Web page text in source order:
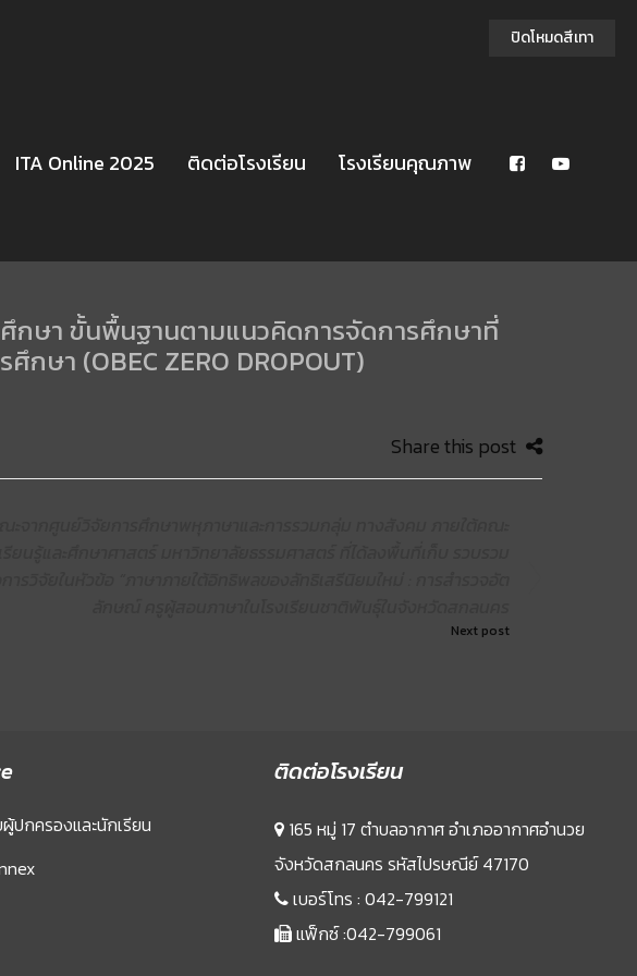
ITA Online 2025 ติดต่อโรงเรียน โรงเรียนคุณภาพ
กษา ขั้นพื้นฐานตามแนวคิดการจัดการศึกษาที่
ษา (OBEC ZERO DROPOUT)
Share this post
Next post
ปกครองและนักเรียน
ติดต่อโรงเรียน
165 หมู่ 17 ตำบลอากาศ อำเภออากาศอำนวย
จังหวัดสกลนคร รหัสไปรษณีย์ 47170
เบอร์โทร : 042-799121
แฟ็กซ์ :042-799061
ปิดโหมดสีเทา